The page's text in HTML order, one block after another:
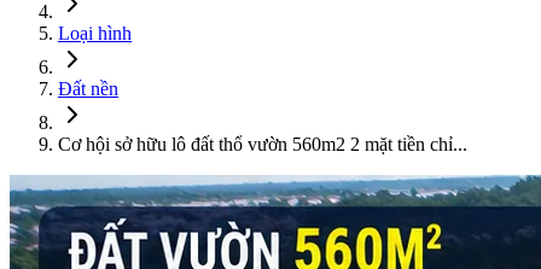
Loại hình
Đất nền
Cơ hội sở hữu lô đất thổ vườn 560m2 2 mặt tiền chỉ...